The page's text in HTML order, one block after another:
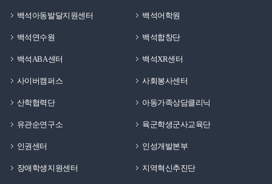
백석아동발달지원센터 백석어학원
백석연수원 백석합창단
백석ABA센터 백석XR센터
사이버캠퍼스 사회봉사센터
산학협력단 아동가족상담클리닉
유관순연구소 육군학생군사교육단
인권센터 인성개발본부
장애학생지원센터 지역혁신추진단